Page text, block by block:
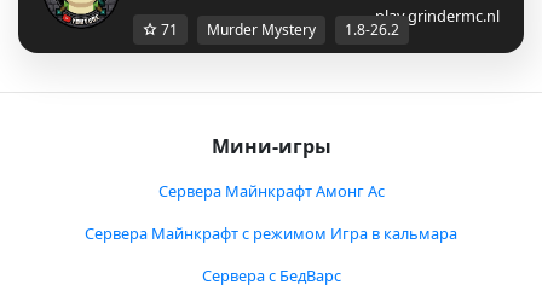
play.grindermc.nl
71 Murder Mystery 1.8-26.2
Мини-игры
Сервера Майнкрафт Амонг Ас
Сервера Майнкрафт с режимом Игра в кальмара
Сервера с БедВарс